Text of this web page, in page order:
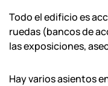
Todo el edificio es
ruedas (bancos de
las exposiciones,
Hay varios asientos